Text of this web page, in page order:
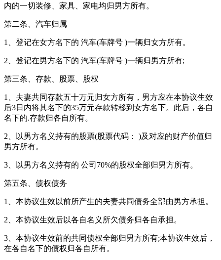
内的一切装修、家具、家电均归男方所有。
第二条、汽车归属
1、登记在女方名下的 汽车(车牌号 )一辆归女方所有。
2、登记在男方名下的 汽车(车牌号 )一辆归男方所有;
第三条、存款、股票、股权
1、夫妻共同存款五十万元归女方所有，男方应在本协议生效
后3日内将其名下的35万元存款转移到女方名下。此后，各自
名下的.存款归各自所有。
2、以男方名义持有的股票(股票代码： )及对应的财产价值归
男方所有。
3、以男方名义持有的 公司70%的股权全部归男方所有。
第五条、债权债务
1、本协议生效以前所产生的夫妻共同债务全部由男方承担。
2、本协议生效后以各自名义所欠债务归各自承担。
3、本协议生效前的共同债权全部归男方所有;本协议生效后，
在各自名下的债权归各自所有。